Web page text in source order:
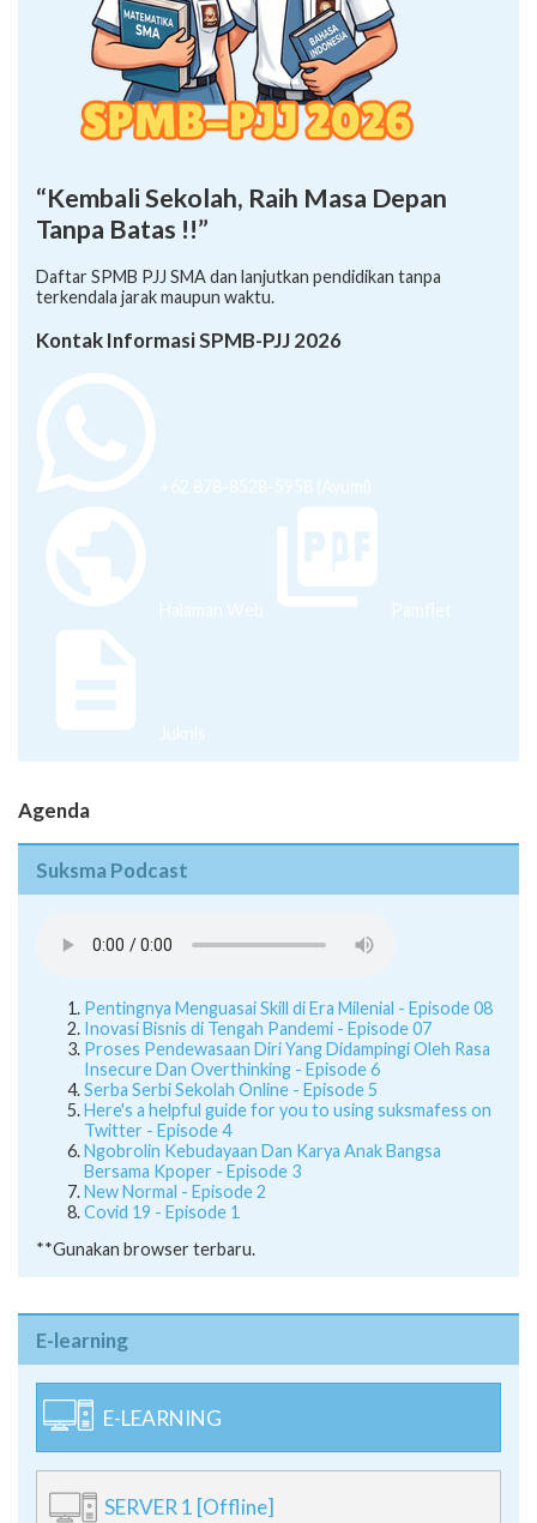
“Kembali Sekolah, Raih Masa Depan
Tanpa Batas !!”
Daftar SPMB PJJ SMA dan lanjutkan pendidikan tanpa
terkendala jarak maupun waktu.
Kontak Informasi SPMB-PJJ 2026
+62 878-8528-5958 (Ayumi)
Halaman Web Pamflet
Juknis
Agenda
Suksma Podcast
Pentingnya Menguasai Skill di Era Milenial - Episode 08
Inovasi Bisnis di Tengah Pandemi - Episode 07
Proses Pendewasaan Diri Yang Didampingi Oleh Rasa
Insecure Dan Overthinking - Episode 6
Serba Serbi Sekolah Online - Episode 5
Here's a helpful guide for you to using suksmafess on
Twitter - Episode 4
Ngobrolin Kebudayaan Dan Karya Anak Bangsa
Bersama Kpoper - Episode 3
New Normal - Episode 2
Covid 19 - Episode 1
**Gunakan browser terbaru.
E-learning
E-LEARNING
SERVER 1 [Offline]